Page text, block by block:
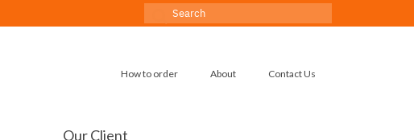
Search
How to order About Contact Us
Our Client